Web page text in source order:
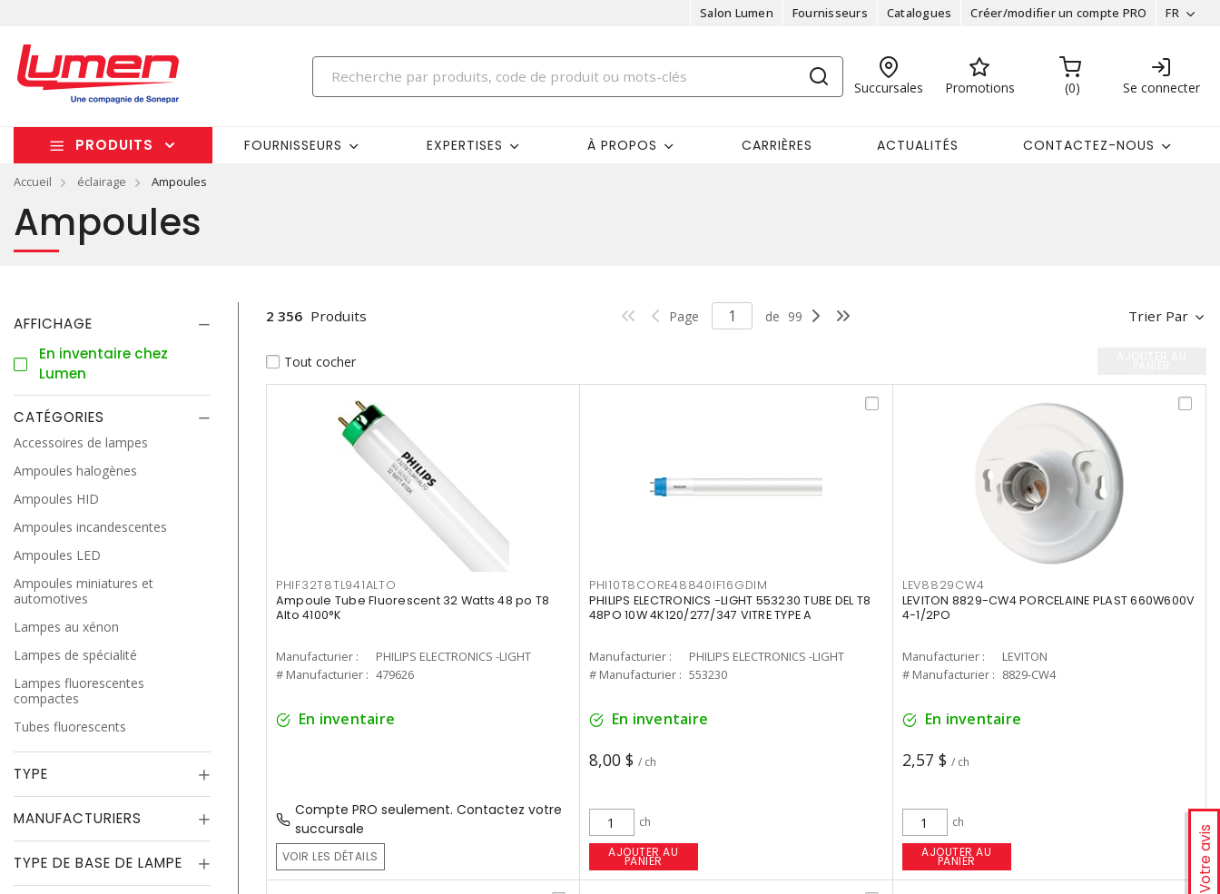
Salon Lumen Fournisseurs Catalogues Créer/modifier un compte PRO FR
Succursales Promotions 0 Se connecter
PRODUITS FOURNISSEURS EXPERTISES À PROPOS CARRIÈRES ACTUALITÉS CONTACTEZ-NOUS
Accueil éclairage Ampoules
Votre avis
Ampoules
AFFICHAGE
En inventaire chez
Lumen
CATÉGORIES
Accessoires de lampes
Ampoules halogènes
Ampoules HID
Ampoules incandescentes
Ampoules LED
Ampoules miniatures et
automotives
Lampes au xénon
Lampes de spécialité
Lampes fluorescentes
compactes
Tubes fluorescents
TYPE
MANUFACTURIERS
TYPE DE BASE DE LAMPE
Trier Par
2 356 Produits Page de 99
Tout cocher
PHIF32T8TL941ALTO
Ampoule Tube Fluorescent 32 Watts 48 po T8
Alto 4100°K
Manufacturier :
PHILIPS ELECTRONICS -LIGHT
# Manufacturier : 479626
En inventaire
Compte PRO seulement. Contactez votre
succursale
VOIR LES DÉTAILS
PHI10T8CORE48840IF16GDIM
PHILIPS ELECTRONICS -LIGHT 553230 TUBE DEL T8
48PO 10W 4K120/277/347 VITRE TYPE A
Manufacturier :
PHILIPS ELECTRONICS -LIGHT
# Manufacturier : 553230
En inventaire
8,00 $ / ch
ch
AJOUTER AU
PANIER
LEV8829CW4
LEVITON 8829-CW4 PORCELAINE PLAST 660W600V
4-1/2PO
Manufacturier :
LEVITON
# Manufacturier : 8829-CW4
En inventaire
2,57 $ / ch
ch
AJOUTER AU
PANIER